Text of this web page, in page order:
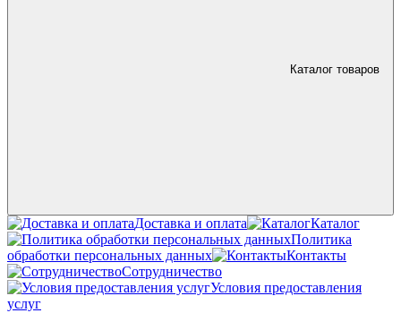
Каталог товаров
Доставка и оплата
Каталог
Политика
обработки персональных данных
Контакты
Сотрудничество
Условия предоставления
услуг